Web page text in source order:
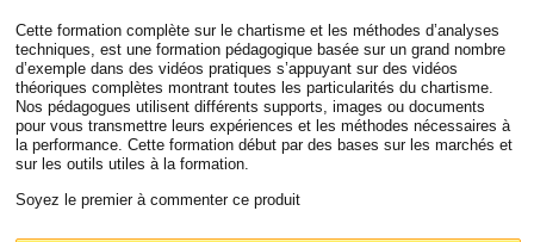
Cette formation complète sur le chartisme et les méthodes d’analyses
techniques, est une formation pédagogique basée sur un grand nombre
d’exemple dans des vidéos pratiques s’appuyant sur des vidéos
théoriques complètes montrant toutes les particularités du chartisme.
Nos pédagogues utilisent différents supports, images ou documents
pour vous transmettre leurs expériences et les méthodes nécessaires à
la performance. Cette formation début par des bases sur les marchés et
sur les outils utiles à la formation.
Soyez le premier à commenter ce produit